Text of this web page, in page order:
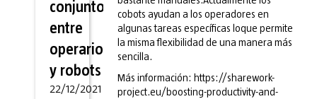
conjunto
entre
operarios
y robots
22/12/2021
cobots ayudan a los operadores en
algunas tareas específicas loque permite
la misma flexibilidad de una manera más
sencilla.
Más información: https://sharework-
project.eu/boosting-productivity-and-